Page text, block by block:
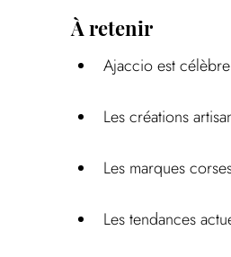
À retenir
Ajaccio est
Les créations
Les marques
Les tendances